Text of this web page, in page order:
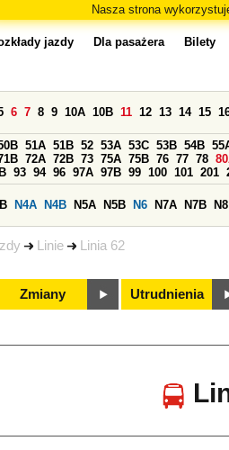
Nasza strona
Linie Linia 62
jazdy Dla pasażera Bilety
6 7 8 9 10A 10B 11 12 13 14 15
51A 51B 52 53A 53C 53B 54B
72A 72B 73 75A 75B 76 77 78
93 94 96 97A 97B 99 100 101 201
N4A N4B N5A N5B N6 N7A N7B N8
Zmiany Utrudnienia